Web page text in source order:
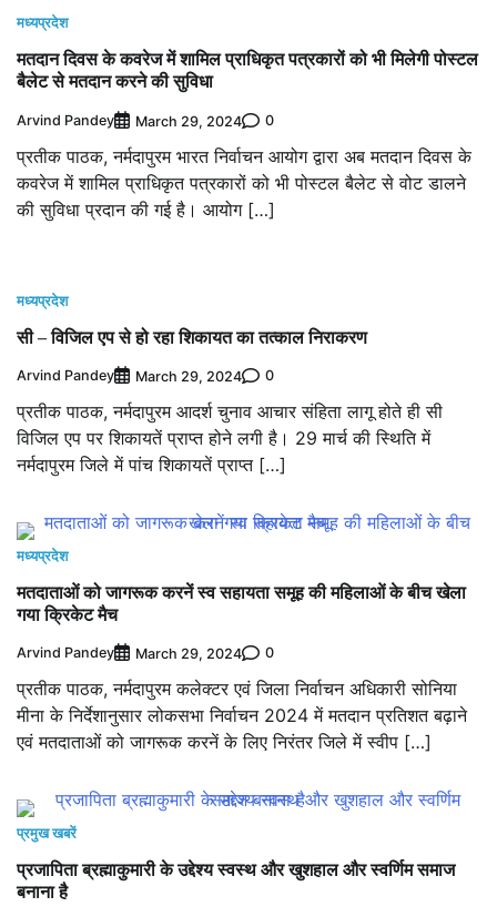
मध्यप्रदेश
मतदान दिवस के कवरेज में शामिल प्राधिकृत पत्रकारों को भी मिलेगी पोस्टल
बैलेट से मतदान करने की सुविधा
Arvind Pandey March 29, 2024 0
प्रतीक पाठक, नर्मदापुरम भारत निर्वाचन आयोग द्वारा अब मतदान दिवस के
कवरेज में शामिल प्राधिकृत पत्रकारों को भी पोस्टल बैलेट से वोट डालने
की सुविधा प्रदान की गई है। आयोग […]
मध्यप्रदेश
सी – विजिल एप से हो रहा शिकायत का तत्काल निराकरण
Arvind Pandey March 29, 2024 0
प्रतीक पाठक, नर्मदापुरम आदर्श चुनाव आचार संहिता लागू होते ही सी
विजिल एप पर शिकायतें प्राप्त होने लगी है। 29 मार्च की स्थिति में
नर्मदापुरम जिले में पांच शिकायतें प्राप्त […]
मध्यप्रदेश
मतदाताओं को जागरूक करनें स्व सहायता समूह की महिलाओं के बीच खेला
गया क्रिकेट मैच
Arvind Pandey March 29, 2024 0
प्रतीक पाठक, नर्मदापुरम कलेक्‍टर एवं जिला निर्वाचन अधिकारी सोनिया
मीना के निर्देशानुसार लोकसभा निर्वाचन 2024 में मतदान प्रतिशत बढ़ाने
एवं मतदाताओं को जागरूक करनें के लिए निरंतर जिले में स्वीप […]
प्रमुख खबरें
प्रजापिता ब्रह्माकुमारी के उद्देश्य स्वस्थ और खुशहाल और स्वर्णिम समाज
बनाना है